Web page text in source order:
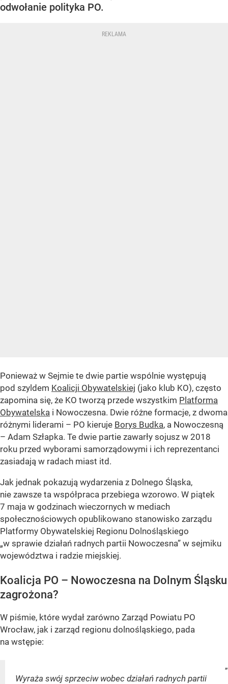
odwołanie polityka PO.
Ponieważ w Sejmie te dwie partie wspólnie występują
pod szyldem Koalicji Obywatelskiej (jako klub KO), często
zapomina się, że KO tworzą przede wszystkim Platforma
Obywatelska i Nowoczesna. Dwie różne formacje, z dwoma
różnymi liderami – PO kieruje Borys Budka, a Nowoczesną
– Adam Szłapka. Te dwie partie zawarły sojusz w 2018
roku przed wyborami samorządowymi i ich reprezentanci
zasiadają w radach miast itd.
Jak jednak pokazują wydarzenia z Dolnego Śląska,
nie zawsze ta współpraca przebiega wzorowo. W piątek
7 maja w godzinach wieczornych w mediach
społecznościowych opublikowano stanowisko zarządu
Platformy Obywatelskiej Regionu Dolnośląskiego
„w sprawie działań radnych partii Nowoczesna” w sejmiku
województwa i radzie miejskiej.
Koalicja PO – Nowoczesna na Dolnym Śląsku
zagrożona?
W piśmie, które wydał zarówno Zarząd Powiatu PO
Wrocław, jak i zarząd regionu dolnośląskiego, pada
na wstępie:
„
Wyraża swój sprzeciw wobec działań radnych partii